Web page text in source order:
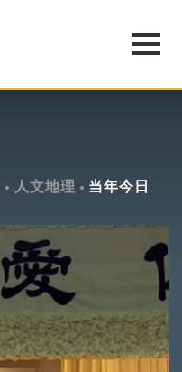
人文地理 当年今日